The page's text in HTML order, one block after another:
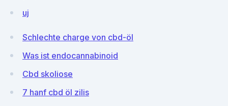
uj
Schlechte charge von cbd-öl
Was ist endocannabinoid
Cbd skoliose
7 hanf cbd öl zilis